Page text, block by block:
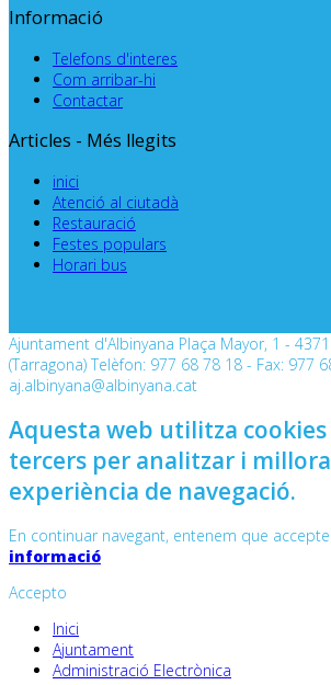
Informació
Telefons d'interes
Com arribar-hi
Contactar
Articles - Més llegits
inici
Atenció al ciutadà
Restauració
Festes populars
Horari bus
Ajuntament d'Albinyana Plaça Mayor, 1 -
(Tarragona) Telèfon: 977 68 78 18 - Fax: 977
aj.albinyana@albinyana.cat
Aquesta web utilitza
tercers per analitzar i
experiència de navegació.
En continuar navegant, entenem que
informació
Accepto
Inici
Ajuntament
Administració Electrònica